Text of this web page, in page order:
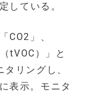
している。
CO2」、
tVOC）」と
リングし、
表示。モニタ